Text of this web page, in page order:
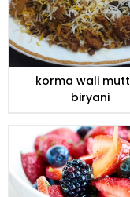
korma wali
biryani